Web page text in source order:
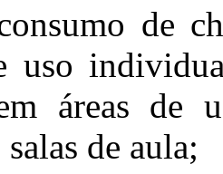
de
uso
áreas de
de aula;